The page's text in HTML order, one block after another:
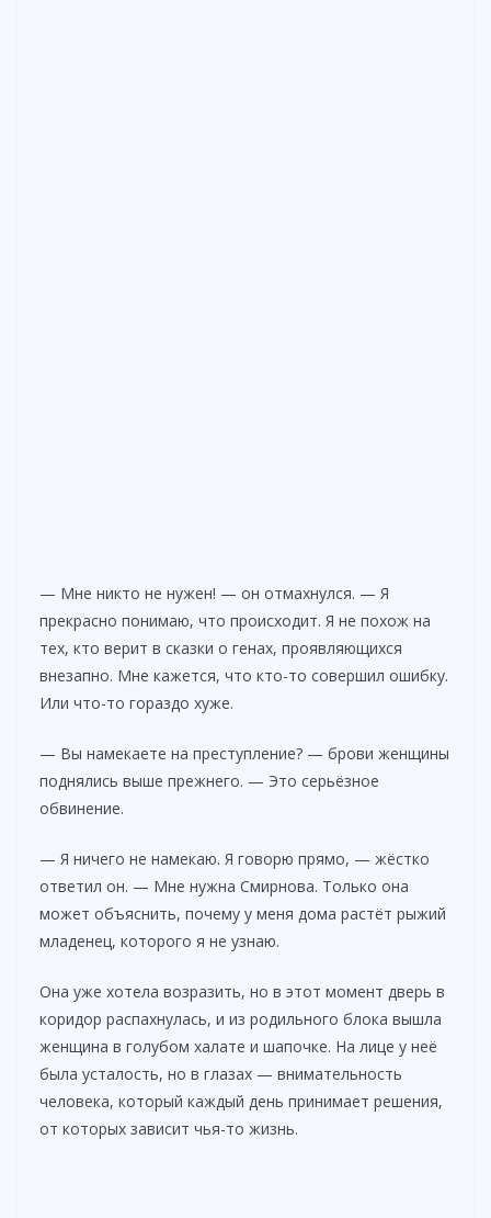
— Мне никто не нужен! — он отмахнулся. — Я
прекрасно понимаю, что происходит. Я не похож на
тех, кто верит в сказки о генах, проявляющихся
внезапно. Мне кажется, что кто-то совершил ошибку.
Или что-то гораздо хуже.
— Вы намекаете на преступление? — брови женщины
поднялись выше прежнего. — Это серьёзное
обвинение.
— Я ничего не намекаю. Я говорю прямо, — жёстко
ответил он. — Мне нужна Смирнова. Только она
может объяснить, почему у меня дома растёт рыжий
младенец, которого я не узнаю.
Она уже хотела возразить, но в этот момент дверь в
коридор распахнулась, и из родильного блока вышла
женщина в голубом халате и шапочке. На лице у неё
была усталость, но в глазах — внимательность
человека, который каждый день принимает решения,
от которых зависит чья-то жизнь.